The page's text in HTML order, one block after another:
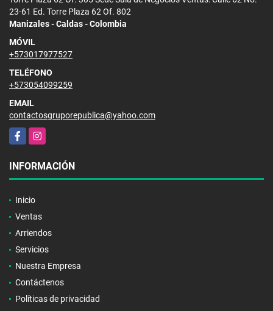
23-61 Ed. Torre Plaza 62 Of. 802
Manizales - Caldas - Colombia
MÓVIL
+573017977527
TELÉFONO
+573054099259
EMAIL
contactosgruporepublica@yahoo.com
FacebookInstagram
INFORMACIÓN
Inicio
Ventas
Arriendos
Servicios
Nuestra Empresa
Contáctenos
Políticas de privacidad